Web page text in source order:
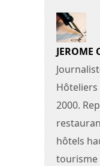
JEROME
2000.
hôtels
tourisme